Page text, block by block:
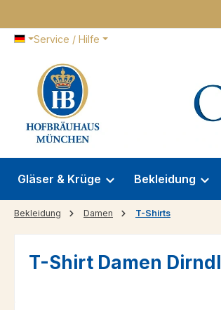
Service / Hilfe
Gläser & Krüge Bekleidung
Bekleidung Damen T-Shirts
T-Shirt Damen Dirndl